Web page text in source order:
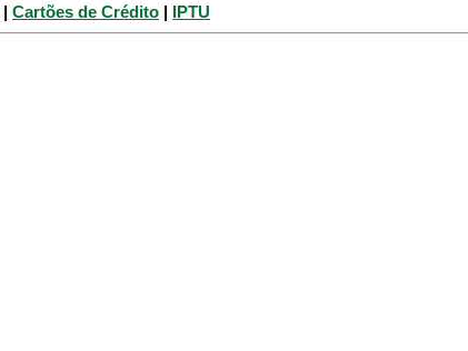
| Cartões de Crédito | IPTU